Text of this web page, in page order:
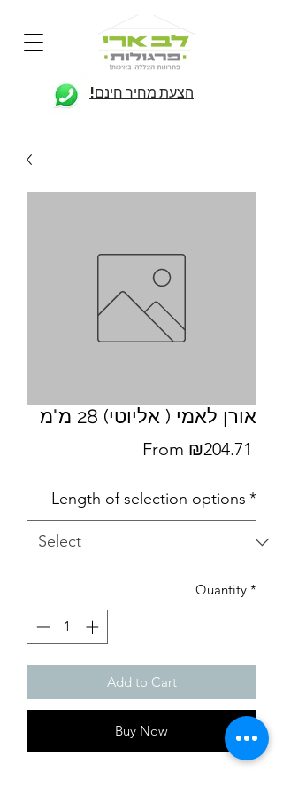
הצעת מחיר חינם!
אורן לאמי ( אליוטי) 28 מ"מ
From ₪204.71
Length of selection options *
Quantity *
Add to Cart
Buy Now